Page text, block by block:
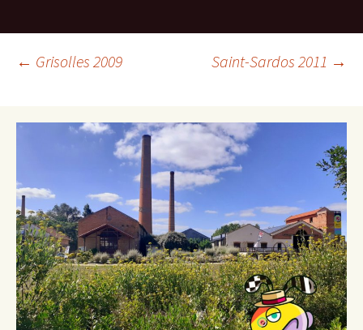
Navigation
des
articles
← Grisolles 2009 Saint-Sardos 2011 →